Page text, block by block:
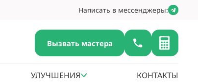
Написать в мессенджеры:
Вызвать мастера
УЛУЧШЕНИЯ КОНТАКТЫ